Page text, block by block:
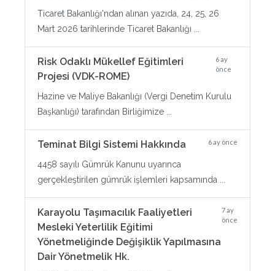
Ticaret Bakanlığı'ndan alınan yazıda, 24, 25, 26
Mart 2026 tarihlerinde Ticaret Bakanlığı ...
Risk Odaklı Mükellef Eğitimleri
Projesi (VDK-ROME)
6 ay
önce
Hazine ve Maliye Bakanlığı (Vergi Denetim Kurulu
Başkanlığı) tarafından Birliğimize ...
Teminat Bilgi Sistemi Hakkında 6 ay önce
4458 sayılı Gümrük Kanunu uyarınca
gerçekleştirilen gümrük işlemleri kapsamında ...
Karayolu Taşımacılık Faaliyetleri
Mesleki Yeterlilik Eğitimi
Yönetmeliğinde Değişiklik Yapılmasına
Dair Yönetmelik Hk.
7 ay
önce